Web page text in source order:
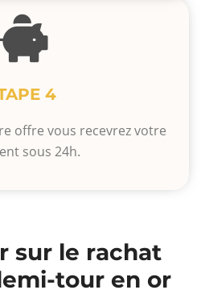
4
offre vous recevrez votre
sous 24h.
sur le rachat
tour en or